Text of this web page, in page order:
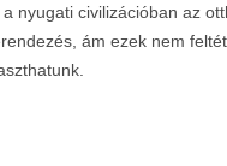
nyugati civilizációban az
ám ezek nem